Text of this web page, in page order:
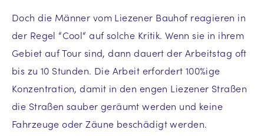
Doch die Männer vom Liezener Bauhof reagieren in
der Regel “Cool“ auf solche Kritik. Wenn sie in ihrem
Gebiet auf Tour sind, dann dauert der Arbeitstag oft
bis zu 10 Stunden. Die Arbeit erfordert 100%ige
Konzentration, damit in den engen Liezener Straßen
die Straßen sauber geräumt werden und keine
Fahrzeuge oder Zäune beschädigt werden.